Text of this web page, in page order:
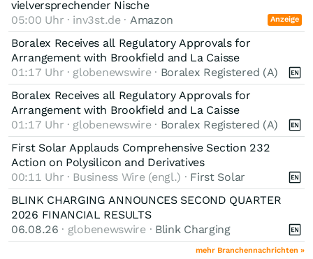
vielversprechender Nische
05:00 Uhr · inv3st.de · Amazon Anzeige
Boralex Receives all Regulatory Approvals for
Arrangement with Brookfield and La Caisse
01:17 Uhr · globenewswire · Boralex Registered (A)
Boralex Receives all Regulatory Approvals for
Arrangement with Brookfield and La Caisse
01:17 Uhr · globenewswire · Boralex Registered (A)
First Solar Applauds Comprehensive Section 232
Action on Polysilicon and Derivatives
00:11 Uhr · Business Wire (engl.) · First Solar
BLINK CHARGING ANNOUNCES SECOND QUARTER
2026 FINANCIAL RESULTS
06.08.26 · globenewswire · Blink Charging
mehr Branchennachrichten »